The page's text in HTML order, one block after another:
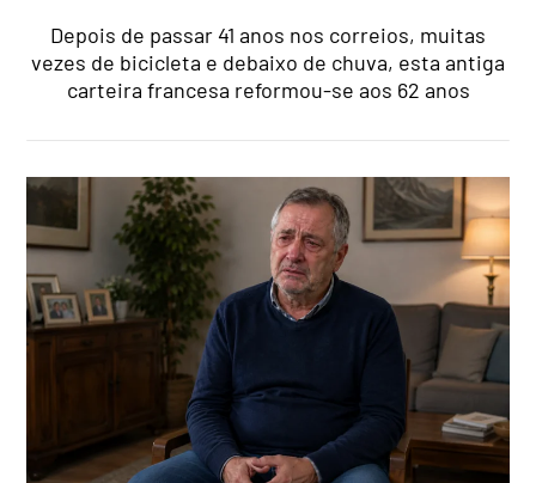
Depois de passar 41 anos nos correios, muitas
vezes de bicicleta e debaixo de chuva, esta antiga
carteira francesa reformou-se aos 62 anos